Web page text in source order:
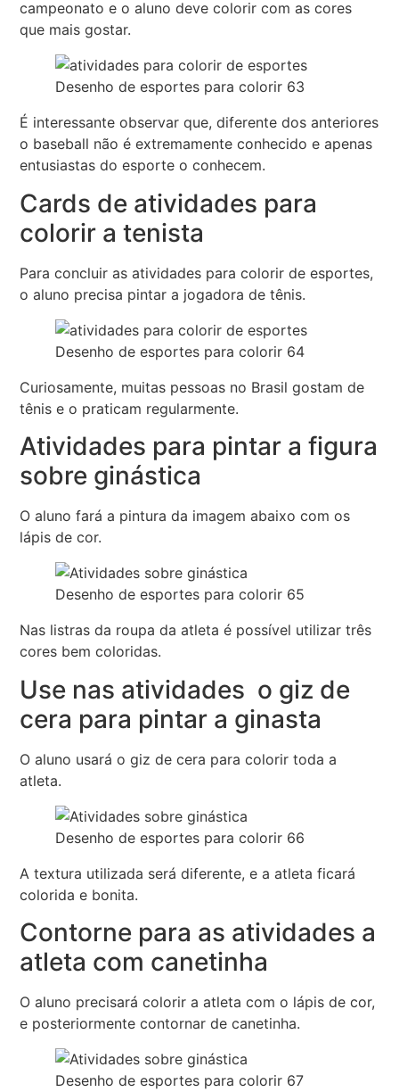
campeonato e o aluno deve colorir com as cores
que mais gostar.
Desenho de esportes para colorir 63
É interessante observar que, diferente dos anteriores
o baseball não é extremamente conhecido e apenas
entusiastas do esporte o conhecem.
Cards de atividades para
colorir a tenista
Para concluir as atividades para colorir de esportes,
o aluno precisa pintar a jogadora de tênis.
Desenho de esportes para colorir 64
Curiosamente, muitas pessoas no Brasil gostam de
tênis e o praticam regularmente.
Atividades para pintar a figura
sobre ginástica
O aluno fará a pintura da imagem abaixo com os
lápis de cor.
Desenho de esportes para colorir 65
Nas listras da roupa da atleta é possível utilizar três
cores bem coloridas.
Use nas atividades o giz de
cera para pintar a ginasta
O aluno usará o giz de cera para colorir toda a
atleta.
Desenho de esportes para colorir 66
A textura utilizada será diferente, e a atleta ficará
colorida e bonita.
Contorne para as atividades a
atleta com canetinha
O aluno precisará colorir a atleta com o lápis de cor,
e posteriormente contornar de canetinha.
Desenho de esportes para colorir 67